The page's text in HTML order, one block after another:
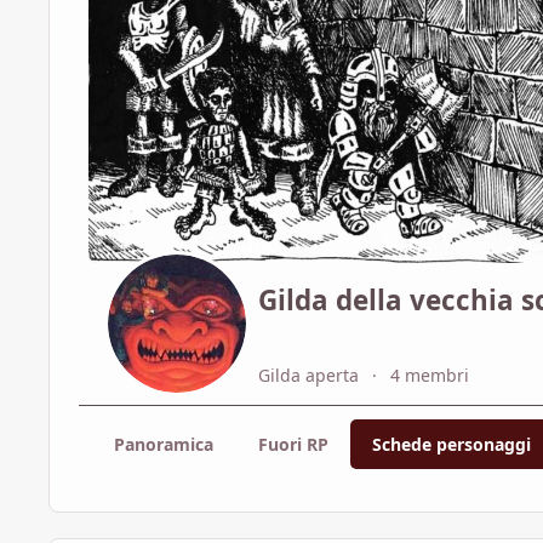
Gilda della vecchia
Gilda aperta 4 membri
Panoramica Fuori RP Schede personaggi